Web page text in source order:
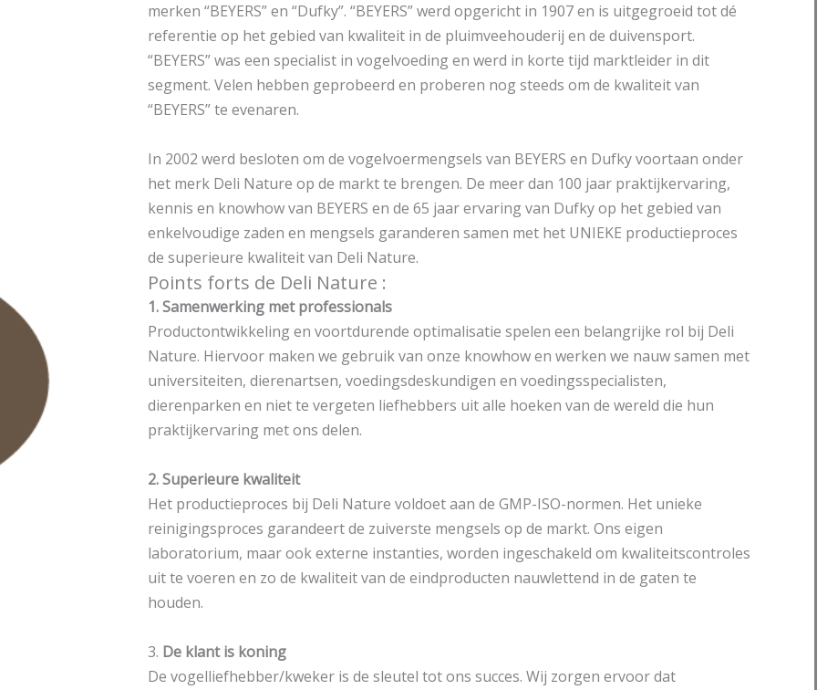
merken “BEYERS” en “Dufky”. “BEYERS” werd opgericht in 1907 en is uitgegroeid tot dé
referentie op het gebied van kwaliteit in de pluimveehouderij en de duivensport.
“BEYERS” was een specialist in vogelvoeding en werd in korte tijd marktleider in dit
segment. Velen hebben geprobeerd en proberen nog steeds om de kwaliteit van
“BEYERS” te evenaren.
In 2002 werd besloten om de vogelvoermengsels van BEYERS en Dufky voortaan onder
het merk Deli Nature op de markt te brengen. De meer dan 100 jaar praktijkervaring,
kennis en knowhow van BEYERS en de 65 jaar ervaring van Dufky op het gebied van
enkelvoudige zaden en mengsels garanderen samen met het UNIEKE productieproces
de superieure kwaliteit van Deli Nature.
Points forts de Deli Nature :
1. Samenwerking met professionals
Productontwikkeling en voortdurende optimalisatie spelen een belangrijke rol bij Deli
Nature. Hiervoor maken we gebruik van onze knowhow en werken we nauw samen met
universiteiten, dierenartsen, voedingsdeskundigen en voedingsspecialisten,
dierenparken en niet te vergeten liefhebbers uit alle hoeken van de wereld die hun
praktijkervaring met ons delen.
2. Superieure kwaliteit
Het productieproces bij Deli Nature voldoet aan de GMP-ISO-normen. Het unieke
reinigingsproces garandeert de zuiverste mengsels op de markt. Ons eigen
laboratorium, maar ook externe instanties, worden ingeschakeld om kwaliteitscontroles
uit te voeren en zo de kwaliteit van de eindproducten nauwlettend in de gaten te
houden.
3. De klant is koning
De vogelliefhebber/kweker is de sleutel tot ons succes. Wij zorgen ervoor dat